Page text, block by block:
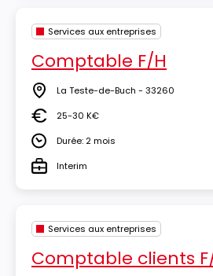
Services aux entreprises
Comptable F/H
Lieu La Teste-de-Buch - 33260
Salaire25-30 K€
DuréeDurée: 2 mois
TypeInterim
Services aux entreprises
Comptable clients